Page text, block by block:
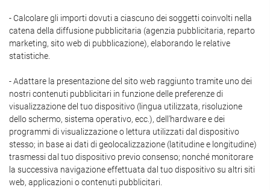
- Calcolare gli importi dovuti a ciascuno dei soggetti coinvolti nella
catena della diffusione pubblicitaria (agenzia pubblicitaria, reparto
marketing, sito web di pubblicazione), elaborando le relative
statistiche.
- Adattare la presentazione del sito web raggiunto tramite uno dei
nostri contenuti pubblicitari in funzione delle preferenze di
visualizzazione del tuo dispositivo (lingua utilizzata, risoluzione
dello schermo, sistema operativo, ecc.), dell'hardware e dei
programmi di visualizzazione o lettura utilizzati dal dispositivo
stesso; in base ai dati di geolocalizzazione (latitudine e longitudine)
trasmessi dal tuo dispositivo previo consenso; nonché monitorare
la successiva navigazione effettuata dal tuo dispositivo su altri siti
web, applicazioni o contenuti pubblicitari.